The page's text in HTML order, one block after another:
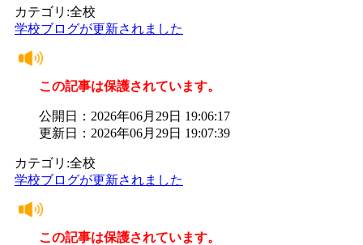
カテゴリ:全校
学校ブログが更新されました
この記事は保護されています。
公開日：2026年06月29日 19:06:17
更新日：2026年06月29日 19:07:39
カテゴリ:全校
学校ブログが更新されました
この記事は保護されています。